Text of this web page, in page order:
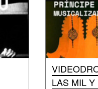
LAS MIL Y